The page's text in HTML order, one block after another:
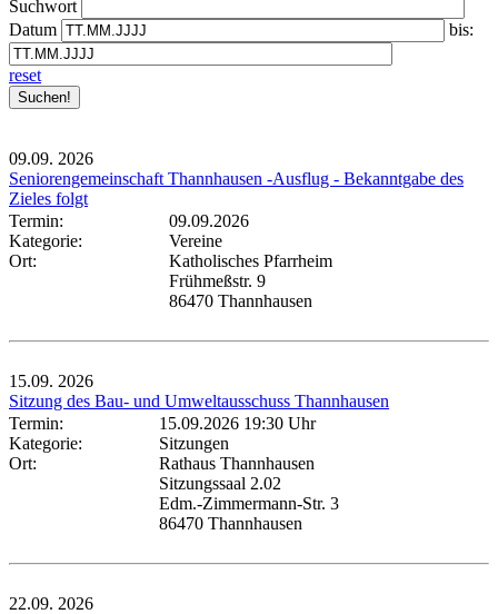
Suchwort
Datum
bis:
reset
09.09. 2026
Seniorengemeinschaft Thannhausen -Ausflug - Bekanntgabe des
Zieles folgt
Termin:
09.09.2026
Kategorie:
Vereine
Ort:
Katholisches Pfarrheim
Frühmeßstr. 9
86470 Thannhausen
15.09. 2026
Sitzung des Bau- und Umweltausschuss Thannhausen
Termin:
15.09.2026 19:30 Uhr
Kategorie:
Sitzungen
Ort:
Rathaus Thannhausen
Sitzungssaal 2.02
Edm.-Zimmermann-Str. 3
86470 Thannhausen
22.09. 2026